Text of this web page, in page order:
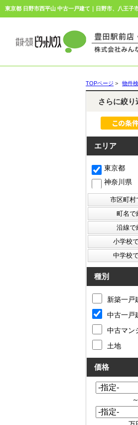
東京都 日野市西平山 中古一戸建て｜日野市、八王子
TOPページ > 物件
さらに絞
エリア
東京都
神奈川県
種別
新築一戸
中古一戸
中古マン
土地
価格
～